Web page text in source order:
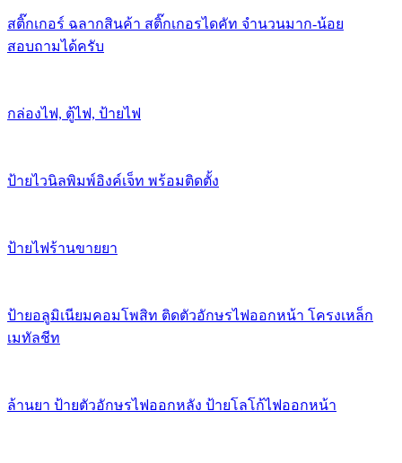
สติ๊กเกอร์ ฉลากสินค้า สติ๊กเกอรไดคัท จำนวนมาก-น้อย
สอบถามได้ครับ
กล่องไฟ, ตู้ไฟ, ป้ายไฟ
ป้ายไวนิลพิมพ์อิงค์เจ็ท พร้อมติดตั้ง
ป้ายไฟร้านขายยา
ป้ายอลูมิเนียมคอมโพสิท ติดตัวอักษรไฟออกหน้า โครงเหล็ก
เมทัลชีท
ล้านยา ป้ายตัวอักษรไฟออกหลัง ป้ายโลโก้ไฟออกหน้า